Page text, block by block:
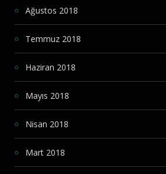
Ağustos 2018
Temmuz 2018
Haziran 2018
Mayıs 2018
Nisan 2018
Mart 2018